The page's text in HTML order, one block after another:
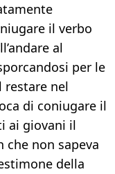
il verbo
al
per le
restare nel
di coniugare il
ai giovani il
che non sapeva
della